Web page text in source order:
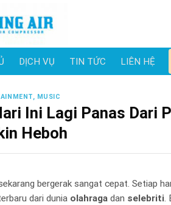
DỊCH VỤ TIN TỨC LIÊN HỆ
MUSIC
Ini Lagi Panas Dari
Heboh
bergerak sangat cepat. Setiap
dari dunia olahraga dan selebriti.